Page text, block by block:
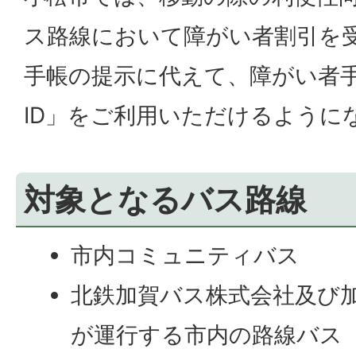
ス路線において障がい者割引を
手帳の提示に代えて、障がい者
ID」をご利用いただけるように
対象となるバス路線
市内コミュニティバス
北鉄加賀バス株式会社及び
が運行する市内の路線バス